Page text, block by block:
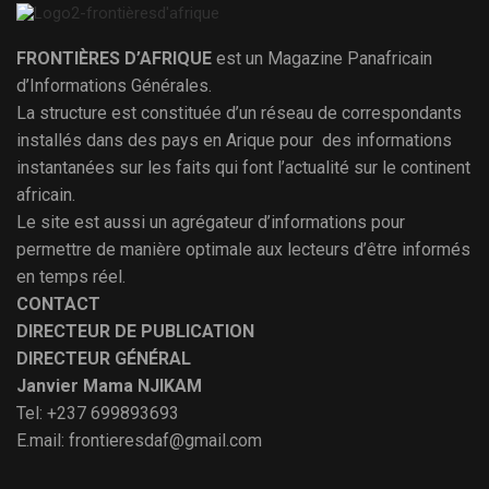
FRONTIÈRES D’AFRIQUE est un Magazine Panafricain
d’Informations Générales.
La structure est constituée d’un réseau de correspondants
installés dans des pays en Arique pour des informations
instantanées sur les faits qui font l’actualité sur le continent
africain.
Le site est aussi un agrégateur d’informations pour
permettre de manière optimale aux lecteurs d’être informés
en temps réel.
CONTACT
DIRECTEUR DE PUBLICATION
DIRECTEUR GÉNÉRAL
Janvier Mama NJIKAM
Tel: +237 699893693
E.mail: frontieresdaf@gmail.com